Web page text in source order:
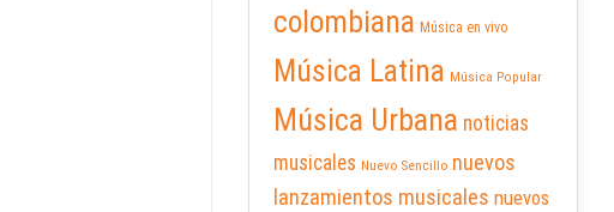
colombiana Música en vivo
Música Latina Música Popular
Música Urbana noticias
musicales Nuevo Sencillo nuevos
lanzamientos musicales nuevos